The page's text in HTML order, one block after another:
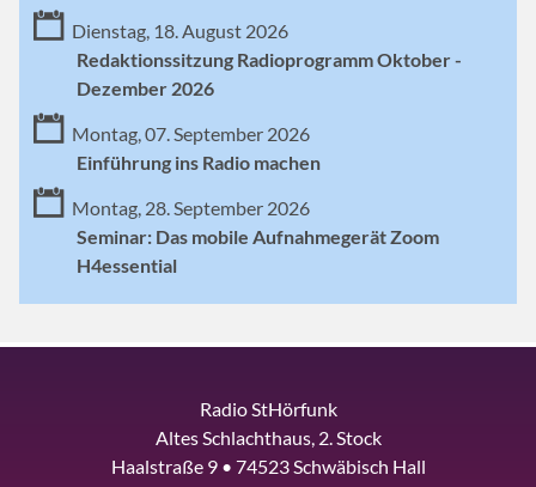
Dienstag, 18. August 2026
Redaktionssitzung Radioprogramm Oktober -
Dezember 2026
Montag, 07. September 2026
Einführung ins Radio machen
Montag, 28. September 2026
Seminar: Das mobile Aufnahmegerät Zoom
H4essential
Radio StHörfunk
Altes Schlachthaus, 2. Stock
Haalstraße 9 • 74523 Schwäbisch Hall